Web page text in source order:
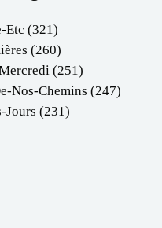
Etc (321)
(260)
(251)
Nos-Chemins (247)
Jours (231)